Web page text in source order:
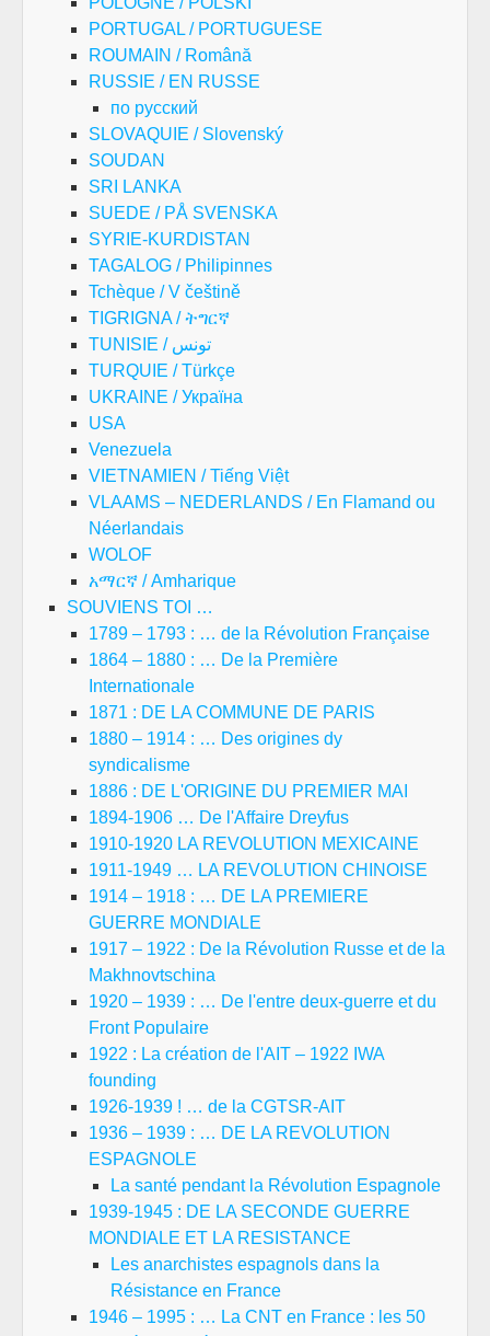
PORTUGAL / PORTUGUESE
ROUMAIN / Română
RUSSIE / EN RUSSE
по русский
SLOVAQUIE / Slovenský
SOUDAN
SRI LANKA
SUEDE / PÅ SVENSKA
SYRIE-KURDISTAN
TAGALOG / Philipinnes
Tchèque / V češtině
TIGRIGNA / ትግርኛ
TUNISIE / تونس
TURQUIE / Türkçe
UKRAINE / Україна
USA
Venezuela
VIETNAMIEN / Tiếng Việt
VLAAMS – NEDERLANDS / En Flamand ou
Néerlandais
WOLOF
አማርኛ / Amharique
SOUVIENS TOI …
1789 – 1793 : … de la Révolution Française
1864 – 1880 : … De la Première
Internationale
1871 : DE LA COMMUNE DE PARIS
1880 – 1914 : … Des origines dy
syndicalisme
1886 : DE L'ORIGINE DU PREMIER MAI
1894-1906 … De l'Affaire Dreyfus
1910-1920 LA REVOLUTION MEXICAINE
1911-1949 … LA REVOLUTION CHINOISE
1914 – 1918 : … DE LA PREMIERE
GUERRE MONDIALE
1917 – 1922 : De la Révolution Russe et de la
Makhnovtschina
1920 – 1939 : … De l'entre deux-guerre et du
Front Populaire
1922 : La création de l'AIT – 1922 IWA
founding
1926-1939 ! … de la CGTSR-AIT
1936 – 1939 : … DE LA REVOLUTION
ESPAGNOLE
La santé pendant la Révolution Espagnole
1939-1945 : DE LA SECONDE GUERRE
MONDIALE ET LA RESISTANCE
Les anarchistes espagnols dans la
Résistance en France
1946 – 1995 : … La CNT en France : les 50